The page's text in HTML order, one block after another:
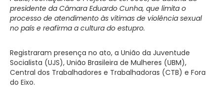
presidente da Câmara Eduardo Cunha, que limita o
processo de atendimento às vítimas de violência sexual
no país e reafirma a cultura do estupro.
Registraram presença no ato, a União da Juventude
Socialista (UJS), União Brasileira de Mulheres (UBM),
Central dos Trabalhadores e Trabalhadoras (CTB) e Fora
do Eixo.